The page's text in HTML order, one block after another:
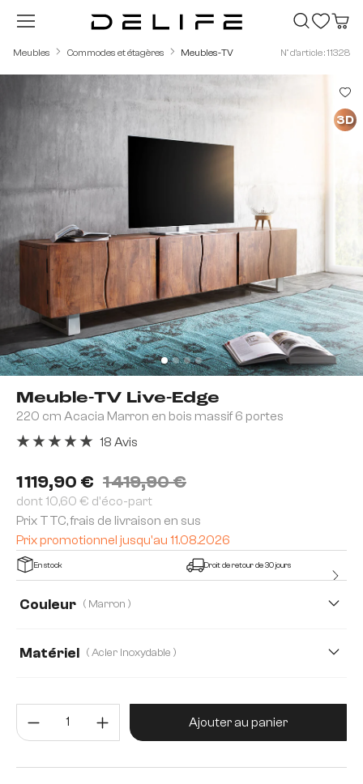
Passer au contenu principal
Meubles Commodes et étagères Meubles-TV N° d'article : 11328
Meuble-TV Live-Edge
220 cm Acacia Marron en bois massif 6 portes
1 119,90 € 1 419,90 €
dont 10,60 € d'éco-part
Prix TTC, frais de livraison en sus
Prix promotionnel jusqu'au 11.08.2026
18 Avis
En stock Droit de retour de 30 jours
Couleur ( Marron )
Matériel ( Acier inoxydable )
Quantité de produit : Entrez la
Ajouter au panier
Ignorer la galerie d'images
3D